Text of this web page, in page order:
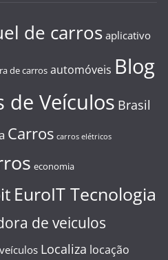
de carros aplicativo
de carros automóveis Blog
de Veículos Brasil
Carros carros elétricos
economia
EuroIT Tecnologia
de veiculos
Localiza locação